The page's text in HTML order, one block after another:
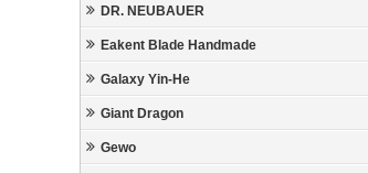
DR. NEUBAUER
Eakent Blade Handmade
Galaxy Yin-He
Giant Dragon
Gewo